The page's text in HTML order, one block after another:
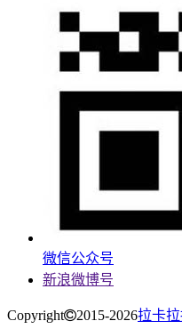
微信公众号
新浪微博号
Copyright 2015-2026拉卡